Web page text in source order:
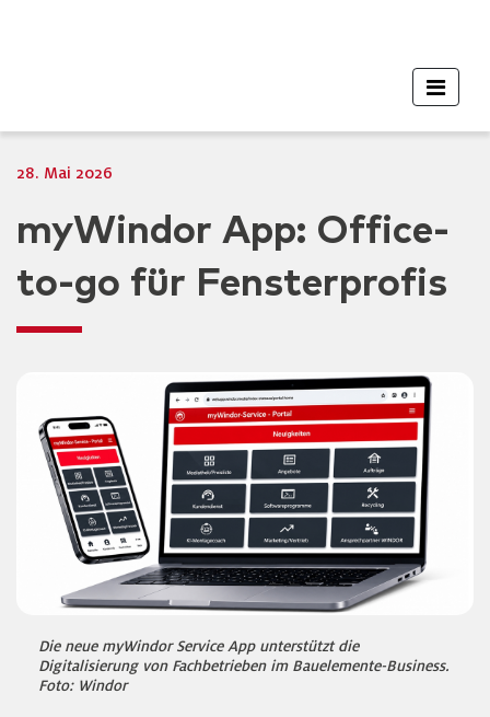
28. Mai 2026
myWindor App: Office-
to-go für Fensterprofis
Die neue myWindor Service App unterstützt die
Digitalisierung von Fachbetrieben im Bauelemente-Business.
Foto: Windor